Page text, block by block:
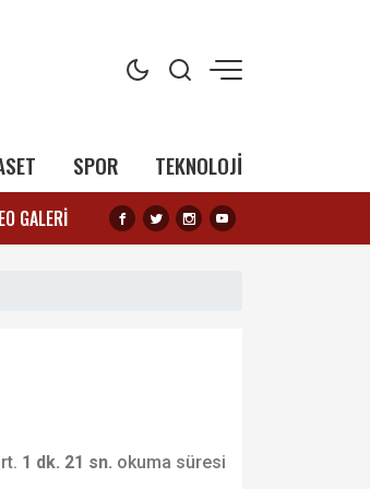
SPOR TEKNOLOJİ
GALERİ
1 dk. 21 sn. okuma süresi